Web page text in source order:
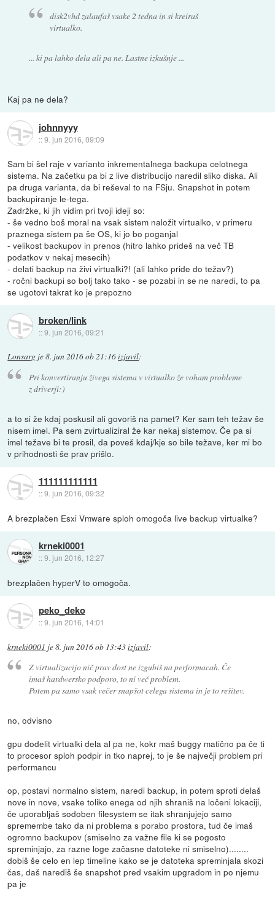
disk2vhd zalaufaš vsake 2 tedna in si kreiraš
virtualko.
... ki pa lahko dela ali pa ne. Lastne izkušnje ...
Kaj pa ne dela?
johnnyyy
::9. jun 2016, 09:09
Sam bi šel raje v varianto inkrementalnega backupa celotnega
sistema. Na začetku pa bi z live distribucijo naredil sliko diska. Ali
pa druga varianta, da bi reševal to na FSju. Snapshot in potem
backupiranje le-tega.
Zadržke, ki jih vidim pri tvoji ideji so:
- še vedno boš moral na vsak sistem naložit virtualko, v primeru
praznega sistem pa še OS, ki jo bo poganjal
- velikost backupov in prenos (hitro lahko prideš na več TB
podatkov v nekaj mesecih)
- delati backup na živi virtualki?! (ali lahko pride do težav?)
- ročni backupi so bolj tako tako - se pozabi in se ne naredi, to pa
se ugotovi takrat ko je prepozno
broken/link
::9. jun 2016, 09:21
Lonsarg je8. jun 2016 ob 21:16izjavil:
Pri konvertiranju živega sistema v virtualko že voham probleme
z driverji:)
a to si že kdaj poskusil ali govoriš na pamet? Ker sam teh težav še
nisem imel. Pa sem zvirtualiziral že kar nekaj sistemov. Če pa si
imel težave bi te prosil, da poveš kdaj/kje so bile težave, ker mi bo
v prihodnosti še prav prišlo.
111111111111
::9. jun 2016, 09:32
A brezplačen Esxi Vmware sploh omogoča live backup virtualke?
krneki0001
::9. jun 2016, 12:27
brezplačen hyperV to omogoča.
peko_deko
::9. jun 2016, 14:01
krneki0001 je8. jun 2016 ob 13:43izjavil:
Z virtualizacijo nič prav dost ne izgubiš na performacah. Če
imaš hardwersko podporo, to ni več problem.
Potem pa samo vsak večer snapšot celega sistema in je to rešitev.
no, odvisno
gpu dodelit virtualki dela al pa ne, kokr maš buggy matično pa če ti
to procesor sploh podpir in tko naprej, to je še največji problem pri
performancu
op, postavi normalno sistem, naredi backup, in potem sproti delaš
nove in nove, vsake toliko enega od njih shraniš na ločeni lokaciji,
če uporabljaš sodoben filesystem se itak shranjujejo samo
spremembe tako da ni problema s porabo prostora, tud če imaš
ogromno backupov (smiselno za važne file ki se pogosto
spreminjajo, za razne loge začasne datoteke ni smiselno)........
dobiš še celo en lep timeline kako se je datoteka spreminjala skozi
čas, daš narediš še snapshot pred vsakim upgradom in po njemu
pa je